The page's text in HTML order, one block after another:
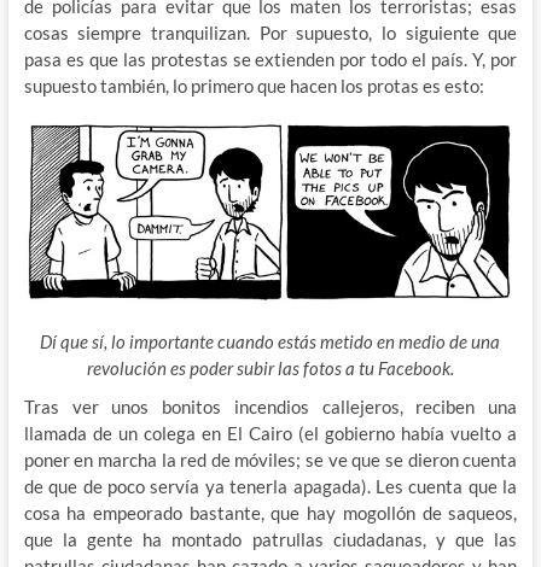
de policías para evitar que los maten los terroristas; esas
cosas siempre tranquilizan. Por supuesto, lo siguiente que
pasa es que las protestas se extienden por todo el país. Y, por
supuesto también, lo primero que hacen los protas es esto:
Dí que sí, lo importante cuando estás metido en medio de una
revolución es poder subir las fotos a tu Facebook.
Tras ver unos bonitos incendios callejeros, reciben una
llamada de un colega en El Cairo (el gobierno había vuelto a
poner en marcha la red de móviles; se ve que se dieron cuenta
de que de poco servía ya tenerla apagada). Les cuenta que la
cosa ha empeorado bastante, que hay mogollón de saqueos,
que la gente ha montado patrullas ciudadanas, y que las